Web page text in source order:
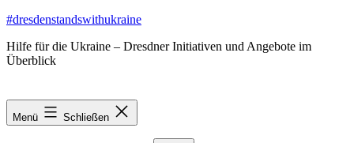
Zum
springen
#dresdenstandswithukraine
Hilfe für die Ukraine – Dresdner Initiativen und Angebote im
Überblick
Menü Schließen